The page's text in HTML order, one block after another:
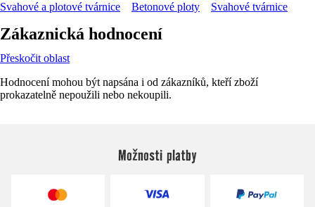
Svahové a plotové tvárnice
Betonové ploty Svahové tvárnice
Zákaznická hodnocení
Přeskočit oblast
Hodnocení mohou být napsána i od zákazníků, kteří zboží
prokazatelně nepoužili nebo nekoupili.
Možnosti platby